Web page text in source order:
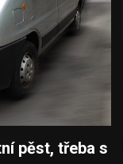
pěst, třeba s